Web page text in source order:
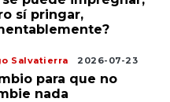
sí pringar,
Salvatierra 2026-07-23
para que no
nada